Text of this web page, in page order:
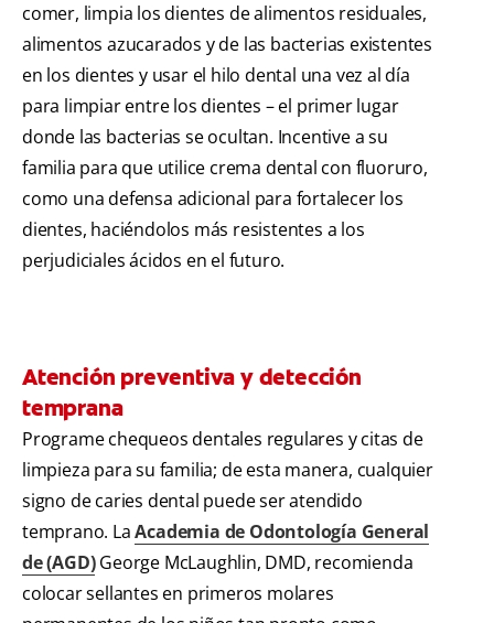
comer, limpia los dientes de alimentos residuales,
alimentos azucarados y de las bacterias existentes
en los dientes y usar el hilo dental una vez al día
para limpiar entre los dientes – el primer lugar
donde las bacterias se ocultan. Incentive a su
familia para que utilice crema dental con fluoruro,
como una defensa adicional para fortalecer los
dientes, haciéndolos más resistentes a los
perjudiciales ácidos en el futuro.
Atención preventiva y detección
temprana
Programe chequeos dentales regulares y citas de
limpieza para su familia; de esta manera, cualquier
signo de caries dental puede ser atendido
temprano. LaAcademia de Odontología General
de (AGD)George McLaughlin, DMD, recomienda
colocar sellantes en primeros molares